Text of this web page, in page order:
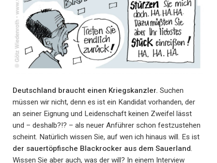
Deutschland braucht einen Kriegskanzler. Suchen
müssen wir nicht, denn es ist ein Kandidat vorhanden, der
an seiner Eignung und Leidenschaft keinen Zweifel lässt
und – deshalb?!? – als neuer Anführer schon festzustehen
scheint. Natürlich wissen Sie, auf wen ich hinaus will. Es ist
der sauertöpfische Blackrocker aus dem Sauerland.
Wissen Sie aber auch, was der will? In einem Interview